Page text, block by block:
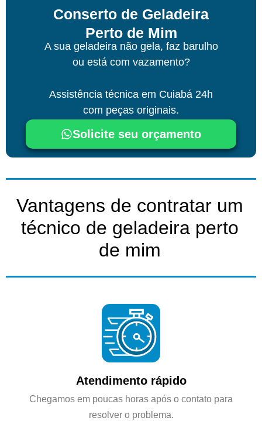
Conserto de Geladeira
Perto de Mim
A sua geladeira não gela, faz barulho
ou está com vazamento?
Assistência técnica em Cuiabá 24h
com peças originais.
Solicite seu orçamento
Vantagens de contratar um
técnico de geladeira perto
de mim
Atendimento rápido
Chegamos em poucas horas após o contato para
resolver o problema.